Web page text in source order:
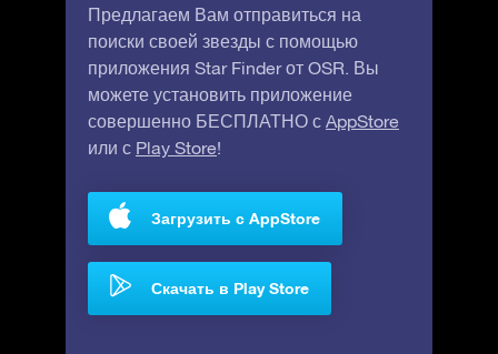
Предлагаем Вам отправиться на
поиски своей звезды с помощью
приложения Star Finder от OSR. Вы
можете установить приложение
совершенно БЕСПЛАТНО с AppStore
или с Play Store!
Загрузить с AppStore
Скачать в Play Store